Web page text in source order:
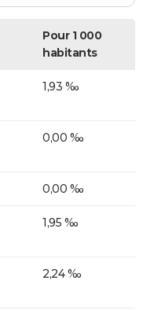
Pour 1 000
habitants
1,93 ‰
0,00 ‰
0,00 ‰
1,95 ‰
2,24 ‰